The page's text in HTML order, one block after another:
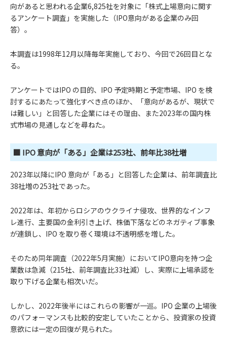
向があると思われる企業6,825社を対象に「株式上場意向に関す
るアンケート調査」を実施した（IPO意向がある企業のみ回
答）。
本調査は1998年12月以降毎年実施しており、今回で26回目とな
る。
アンケートではIPO の目的、IPO 予定時期と予定市場、IPO を検
討するにあたって強化すべき点のほか、「意向があるが、現状で
は難しい」と回答した企業にはその理由、また2023年の国内株
式市場の見通しなどを尋ねた。
■ IPO 意向が「ある」企業は253社、前年比38社増
2023年以降にIPO 意向が「ある」と回答した企業は、前年調査比
38社増の253社であった。
2022年は、年初からロシアのウクライナ侵攻、世界的なインフ
レ進行、主要国の金利引き上げ、株価下落などのネガティブ事象
が連鎖し、IPO を取り巻く環境は不透明感を増した。
そのため同年調査（2022年5月実施）においてIPO意向を持つ企
業数は急減（215社、前年調査比33社減）し、実際に上場承認を
取り下げる企業も相次いだ。
しかし、2022年後半にはこれらの影響が一巡。IPO 企業の上場後
のパフォーマンスも比較的安定していたことから、投資家の投資
意欲には一定の回復が見られた。